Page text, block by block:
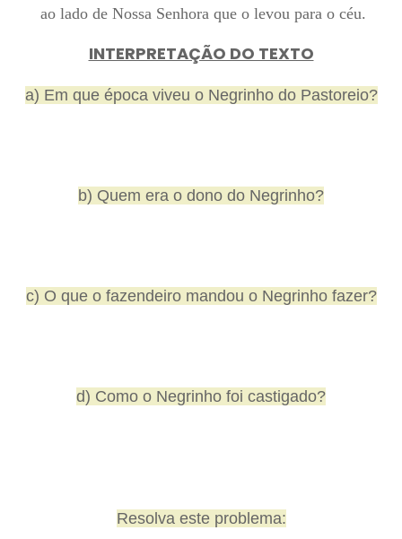
ao lado de Nossa Senhora que o levou para o céu.
INTERPRETAÇÃO DO TEXTO
a) Em que época viveu o Negrinho do Pastoreio?
b) Quem era o dono do Negrinho?
c) O que o fazendeiro mandou o Negrinho fazer?
d) Como o Negrinho foi castigado?
Resolva este problema: